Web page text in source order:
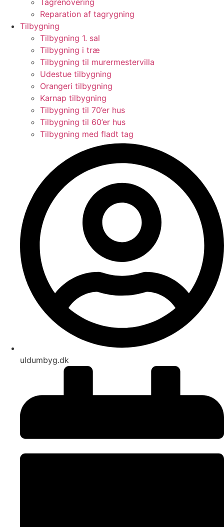
Tagrenovering
Reparation af tagrygning
Tilbygning
Tilbygning 1. sal
Tilbygning i træ
Tilbygning til murermestervilla
Udestue tilbygning
Orangeri tilbygning
Karnap tilbygning
Tilbygning til 70’er hus
Tilbygning til 60’er hus
Tilbygning med fladt tag
uldumbyg.dk